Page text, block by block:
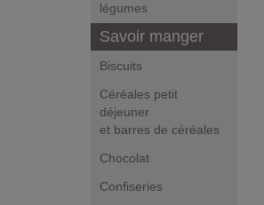
légumes
Savoir manger
Biscuits
Céréales petit
déjeuner
et barres de céréales
Chocolat
Confiseries